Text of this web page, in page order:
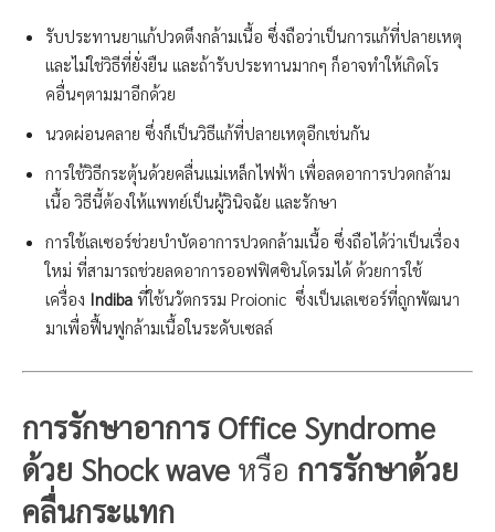
รับประทานยาแก้ปวดตึงกล้ามเนื้อ ซึ่งถือว่าเป็นการแก้ที่ปลายเหตุ
และไม่ใช่วิธีที่ยั่งยืน และถ้ารับประทานมากๆ ก็อาจทำให้เกิดโร
คอื่นๆตามมาอีกด้วย
นวดผ่อนคลาย ซึ่งก็เป็นวิธีแก้ที่ปลายเหตุอีกเช่นกัน
การใช้วิธีกระตุ้นด้วยคลื่นแม่เหล็กไฟฟ้า เพื่อลดอาการปวดกล้าม
เนื้อ วิธีนี้ต้องให้แพทย์เป็นผู้วินิจฉัย และรักษา
การใช้เลเซอร์ช่วยบำบัดอาการปวดกล้ามเนื้อ ซึ่งถือได้ว่าเป็นเรื่อง
ใหม่ ที่สามารถช่วยลดอาการออฟฟิศซินโดรมได้ ด้วยการใช้
เครื่อง Indiba ที่ใช้นวัตกรรม Proionic ซึ่งเป็นเลเซอร์ที่ถูกพัฒนา
มาเพื่อฟื้นฟูกล้ามเนื้อในระดับเซลล์
การรักษาอาการ Office Syndrome
ด้วย Shock wave หรือ การรักษาด้วย
คลื่นกระแทก